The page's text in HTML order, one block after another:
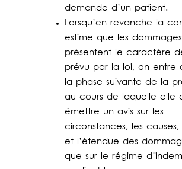
demande d’un patient.
Lorsqu’en revanche la
estime que les dommages
présentent le caractère
prévu par la loi, on entre
la phase suivante de la
au cours de laquelle elle
émettre un avis sur les
circonstances, les
et l’étendue des
que sur le régime